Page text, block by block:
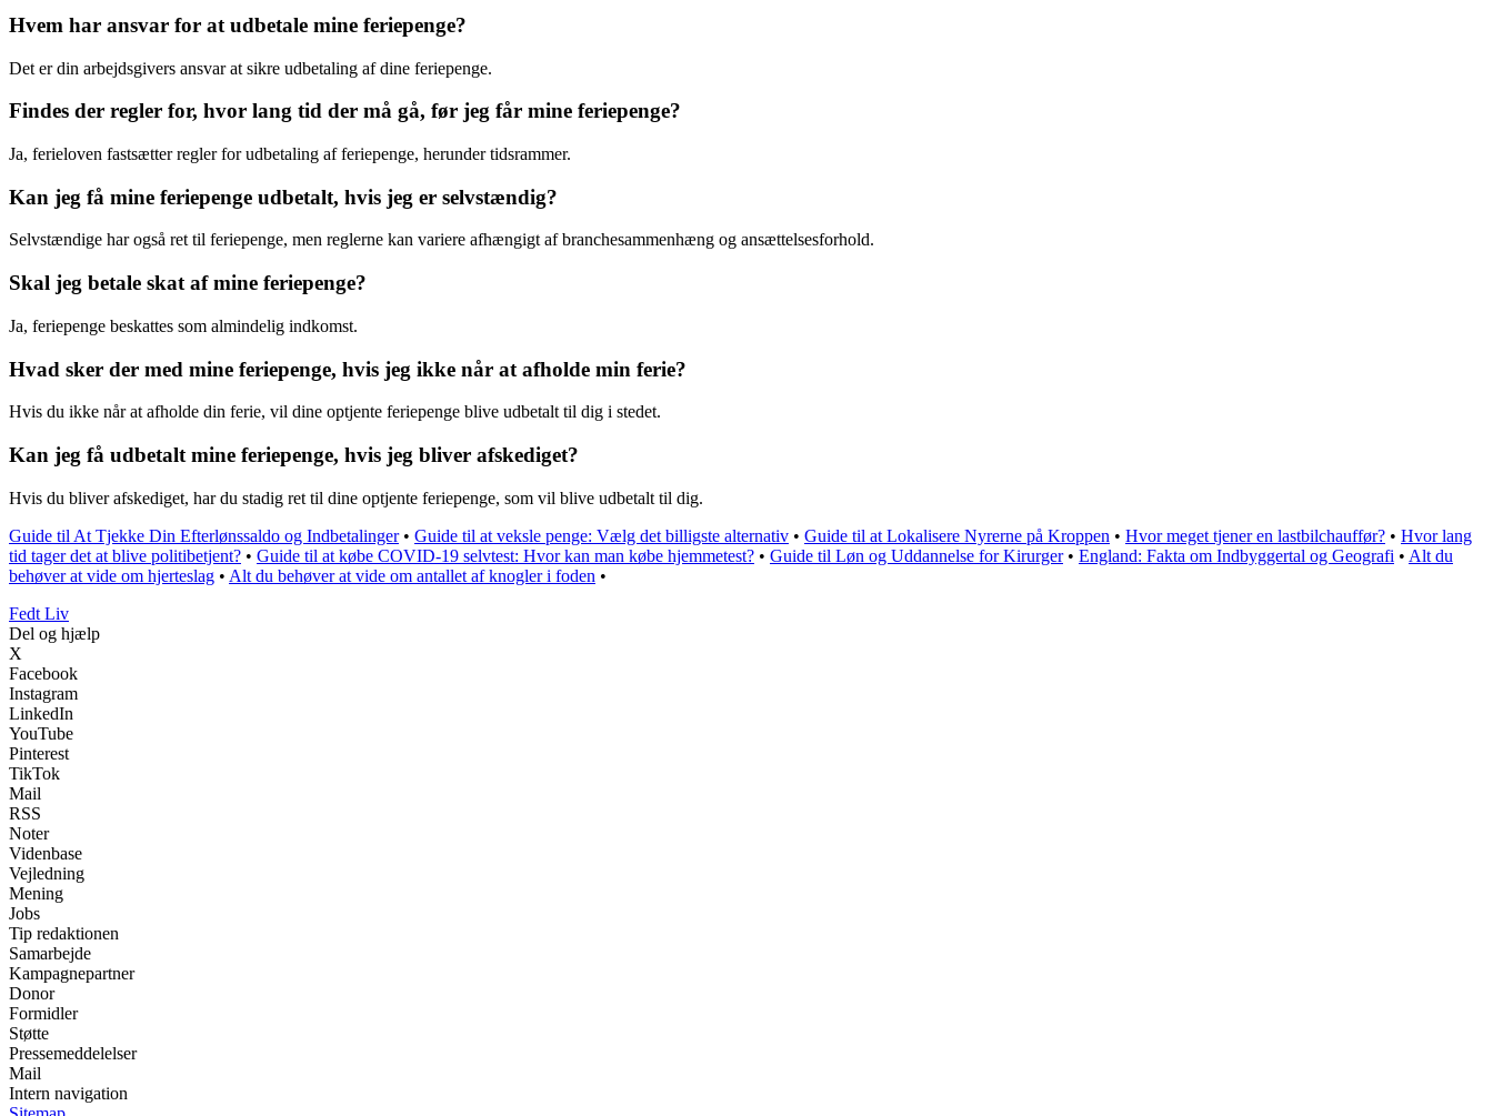
Hvem har ansvar for at udbetale mine feriepenge?
Det er din arbejdsgivers ansvar at sikre udbetaling af dine feriepenge.
Findes der regler for, hvor lang tid der må gå, før jeg får mine feriepenge?
Ja, ferieloven fastsætter regler for udbetaling af feriepenge, herunder tidsrammer.
Kan jeg få mine feriepenge udbetalt, hvis jeg er selvstændig?
Selvstændige har også ret til feriepenge, men reglerne kan variere afhængigt af branchesammenhæng og ansættelsesforhold.
Skal jeg betale skat af mine feriepenge?
Ja, feriepenge beskattes som almindelig indkomst.
Hvad sker der med mine feriepenge, hvis jeg ikke når at afholde min ferie?
Hvis du ikke når at afholde din ferie, vil dine optjente feriepenge blive udbetalt til dig i stedet.
Kan jeg få udbetalt mine feriepenge, hvis jeg bliver afskediget?
Hvis du bliver afskediget, har du stadig ret til dine optjente feriepenge, som vil blive udbetalt til dig.
Guide til At Tjekke Din Efterlønssaldo og Indbetalinger• Guide til at veksle penge: Vælg det billigste alternativ • Guide til at Lokalisere Nyrerne på Kroppen • Hvor meget tjener en lastbilchauffør? • Hvor lang
tid tager det at blive politibetjent? • Guide til at købe COVID-19 selvtest: Hvor kan man købe hjemmetest? • Guide til Løn og Uddannelse for Kirurger• England: Fakta om Indbyggertal og Geografi • Alt du
behøver at vide om hjerteslag • Alt du behøver at vide om antallet af knogler i foden •
Fedt Liv
Del og hjælp
X
Facebook
Instagram
LinkedIn
YouTube
Pinterest
TikTok
Mail
RSS
Noter
Videnbase
Vejledning
Mening
Jobs
Tip redaktionen
Samarbejde
Kampagnepartner
Donor
Formidler
Støtte
Pressemeddelelser
Mail
Intern navigation